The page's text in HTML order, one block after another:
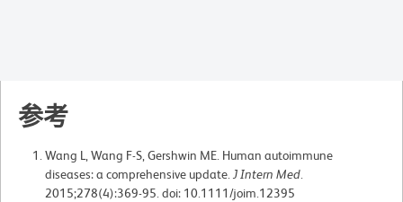
参考
Wang L, Wang F-S, Gershwin ME. Human autoimmune
diseases: a comprehensive update.J Intern Med.
2015;278(4):369-95. doi: 10.1111/joim.12395